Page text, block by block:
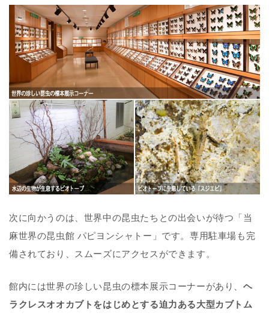
次に向かうのは、世界中の昆虫たちとの出会いが待つ「当
麻世界の昆虫館 パピヨンシャトー」です。専用駐車場も完
備されており、スムーズにアクセスができます。
館内には世界の珍しい昆虫の標本展示コーナーがあり、 ヘ
ラクレスオオカブトをはじめとする迫力ある大型カブトム